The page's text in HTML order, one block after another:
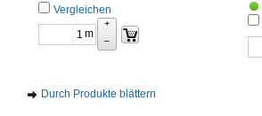
Vergleichen
m
+
–
Durch Produkte blättern